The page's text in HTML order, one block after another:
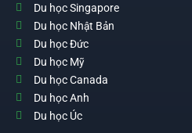
Du học Singapore
Du học Nhật Bản
Du học Đức
Du học Mỹ
Du học Canada
Du học Anh
Du học Úc